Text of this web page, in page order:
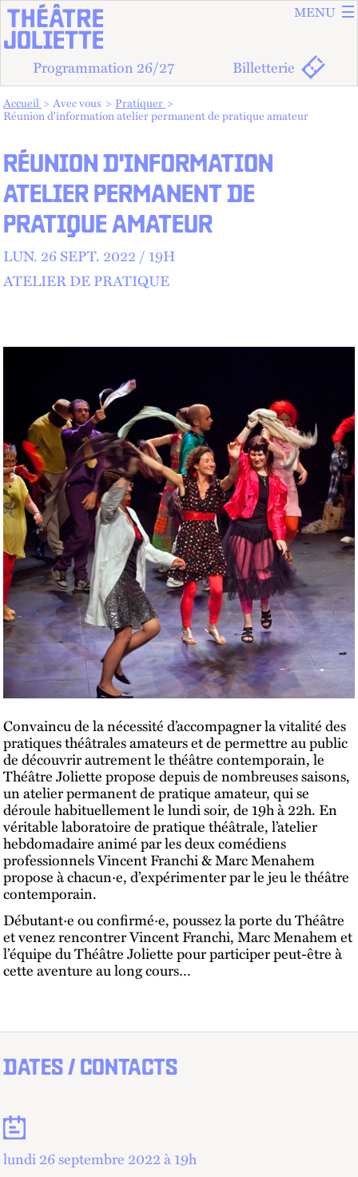
ALLER
ALLER
MENU
Programmation 26/27 Billetterie
Vous êtes dans :
Accueil Avec vous
Pratiquer
Réunion d'information atelier permanent de pratique amateur
RÉUNION D'INFORMATION
ATELIER PERMANENT DE
PRATIQUE AMATEUR
LUN. 26SEPT. 2022 /19H
ATELIER DE PRATIQUE
Convaincu de la nécessité d’accompagner la vitalité des
pratiques théâtrales amateurs et de permettre au public
de découvrir autrement le théâtre contemporain, le
Théâtre Joliette propose depuis de nombreuses saisons,
un atelier permanent de pratique amateur, qui se
déroule habituellement le lundi soir, de 19h à 22h. En
véritable laboratoire de pratique théâtrale, l’atelier
hebdomadaire animé par les deux comédiens
professionnels Vincent Franchi & Marc Menahem
propose à chacun·e, d’expérimenter par le jeu le théâtre
contemporain.
Débutant·e ou confirmé·e, poussez la porte du Théâtre
et venez rencontrer Vincent Franchi, Marc Menahem et
l’équipe du Théâtre Joliette pour participer peut-être à
cette aventure au long cours…
DATES / CONTACTS
Dates
lundi 26 septembre 2022 à 19h